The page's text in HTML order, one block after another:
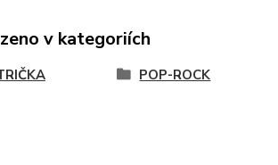
v kategoriích
POP-ROCK